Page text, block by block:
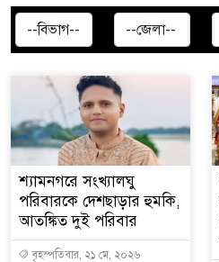
শ্যামনগরে সংখ্যালঘু
পরিবারকে দেশছাড়ার হুমকি,
আতঙ্কিত দুই পরিবার
বৃহস্পতিবার, ২১ মে, ২০২৬